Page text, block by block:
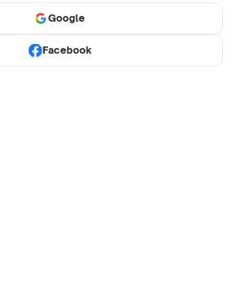
Google
Facebook